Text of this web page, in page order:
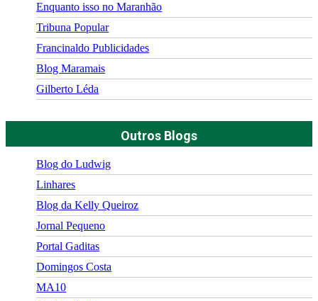
Enquanto isso no Maranhão
Tribuna Popular
Francinaldo Publicidades
Blog Maramais
Gilberto Léda
Outros Blogs
Blog do Ludwig
Linhares
Blog da Kelly Queiroz
Jornal Pequeno
Portal Gaditas
Domingos Costa
MA10